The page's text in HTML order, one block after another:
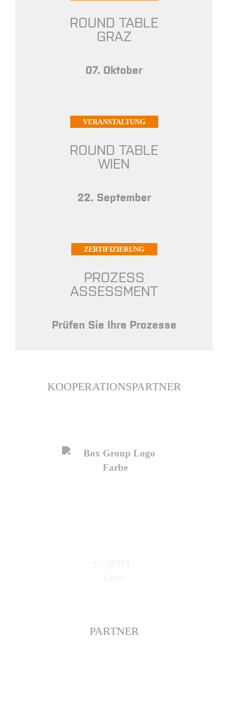
ROUND TABLE
GRAZ
07. Oktober
ROUND TABLE
WIEN
22. September
VERANSTALTUNG
PROZESS
ASSESSMENT
Prüfen Sie Ihre Prozesse
ZERTIFIZIERUNG
KOOPERATIONSPARTNER
PARTNER